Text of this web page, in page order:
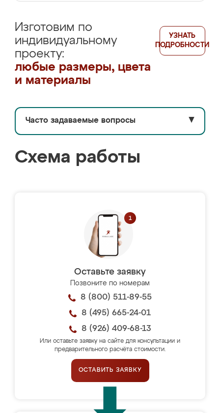
Изготовим по
индивидуальному
проекту:
любые размеры, цвета
и материалы
УЗНАТЬ
ПОДРОБНОСТИ
Часто задаваемые вопросы ▼
Схема работы
Оставьте заявку
Позвоните по номерам
8 (800) 511-89-55
8 (495) 665-24-01
8 (926) 409-68-13
Или оставьте заявку на сайте для консультации и
предварительного расчёта стоимости.
ОСТАВИТЬ ЗАЯВКУ